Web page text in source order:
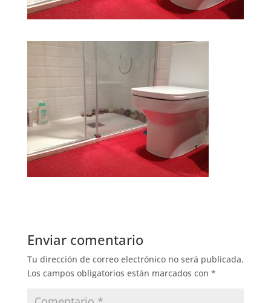
Enviar comentario
Tu dirección de correo electrónico no será publicada.
Los campos obligatorios están marcados con *